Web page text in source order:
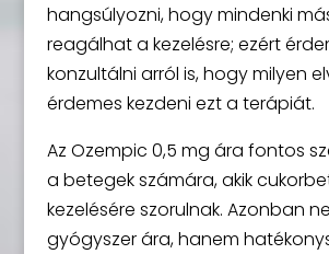
hangsúlyozni, hogy mindenki
reagálhat a kezelésre; ezért
konzultálni arról is, hogy milyen
érdemes kezdeni ezt a terápiát.
Az Ozempic 0,5 mg ára fontos
a betegek számára, akik
kezelésére szorulnak. Azonban
gyógyszer ára, hanem